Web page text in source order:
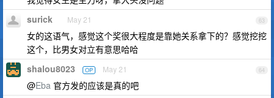
63
surick May 21
女的这语气，感觉这个奖很大程度是靠她关系拿下的？感觉挖挖
这个，比男女对立有意思哈哈
64
shalou8023 OP May 21
@Eba 官方发的应该是真的吧